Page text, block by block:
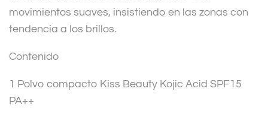
movimientos suaves, insistiendo en las zonas con
tendencia a los brillos.
Contenido
1 Polvo compacto Kiss Beauty Kojic Acid SPF15
PA++